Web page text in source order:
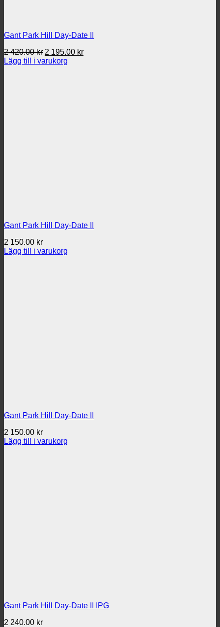
Gant Park Hill Day-Date II
2 420.00kr Det
ursprungliga
2 195.00 krDet
Lägg till i varukorg
Gant Park Hill Day-Date II
2 150.00 kr
Lägg till i varukorg
Gant Park Hill Day-Date II
2 150.00 kr
Lägg till i varukorg
Gant Park Hill Day-Date II IPG
2 240.00 kr